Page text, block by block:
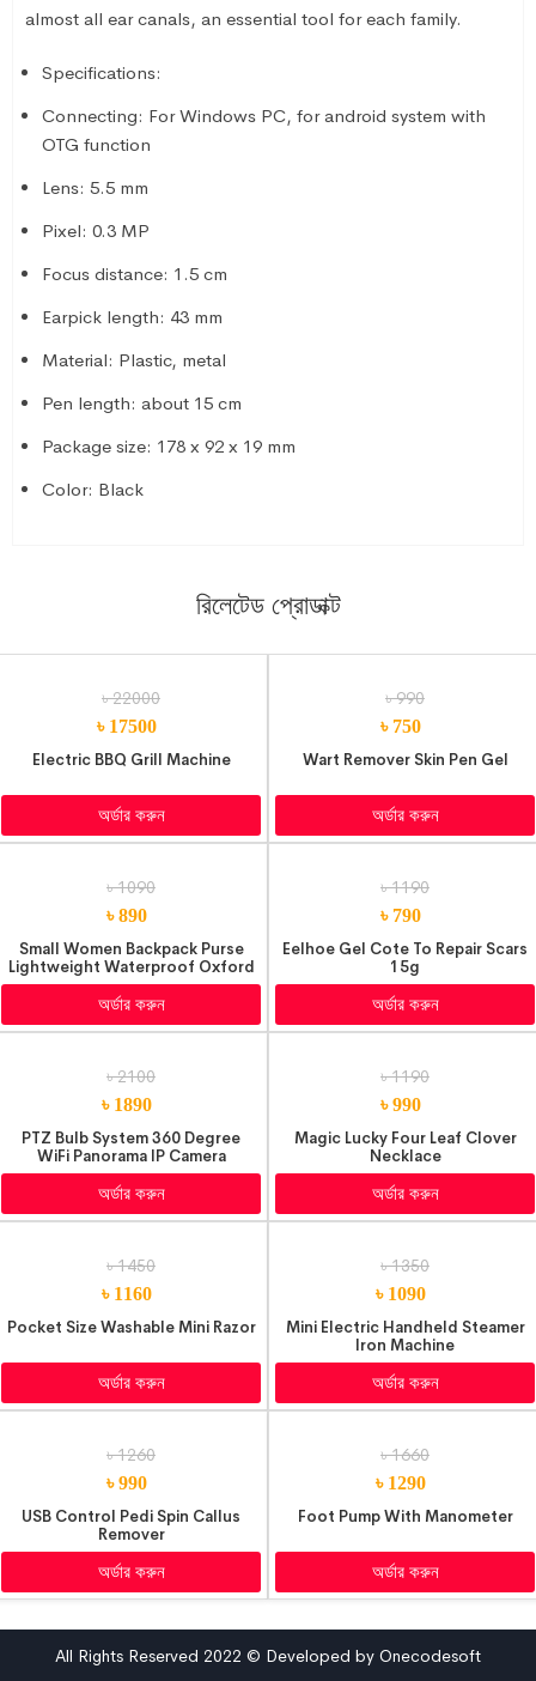
almost all ear canals, an essential tool for each family.
Specifications:
Connecting: For Windows PC, for android system with
OTG function
Lens: 5.5 mm
Pixel: 0.3 MP
Focus distance: 1.5 cm
Earpick length: 43 mm
Material: Plastic, metal
Pen length: about 15 cm
Package size: 178 x 92 x 19 mm
Color: Black
রিলেটেড প্রোডাক্ট
৳ 17500
৳ 22000
Electric BBQ Grill Machine
অর্ডার করুন
৳ 750
৳ 990
Wart Remover Skin Pen Gel
অর্ডার করুন
৳ 890
৳ 1090
Small Women Backpack Purse
Lightweight Waterproof Oxford
Travel Shoulder Bag Outdoor
Casual Small Anti-Theft
Backpacks
অর্ডার করুন
৳ 790
৳ 1190
Eelhoe Gel Cote To Repair Scars
15g
অর্ডার করুন
৳ 1890
৳ 2100
PTZ Bulb System 360 Degree
WiFi Panorama IP Camera
অর্ডার করুন
৳ 990
৳ 1190
Magic Lucky Four Leaf Clover
Necklace
অর্ডার করুন
৳ 1160
৳ 1450
Pocket Size Washable Mini Razor
অর্ডার করুন
৳ 1090
৳ 1350
Mini Electric Handheld Steamer
Iron Machine
অর্ডার করুন
৳ 990
৳ 1260
USB Control Pedi Spin Callus
Remover
অর্ডার করুন
৳ 1290
৳ 1660
Foot Pump With Manometer
অর্ডার করুন
All Rights Reserved 2022 © Developed by Onecodesoft